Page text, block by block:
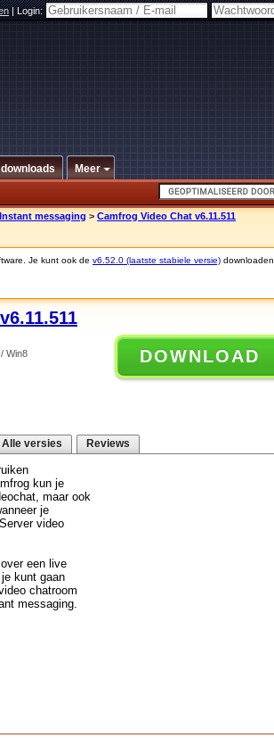
|Login:
downloads Meer
Instant messaging > Camfrog Video Chat v6.11.511
Je kunt ook de v6.52.0 (laatste stabiele versie) downloaden.
Win8
DOWNLOAD
Alle versies Reviews
kun je
maar ook
je
video
een live
kunt gaan
chatroom
messaging.